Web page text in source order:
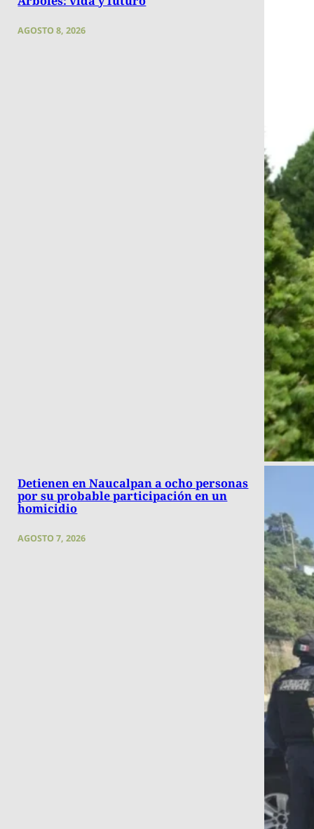
AGOSTO 8, 2026
Detienen en Naucalpan a ocho personas
por su probable participación en un
homicidio
AGOSTO 7, 2026